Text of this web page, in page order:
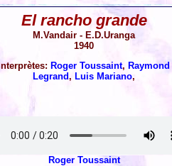
El rancho grande
M.Vandair - E.D.Uranga
1940
Interprètes: Roger Toussaint, Raymond
Legrand, Luis Mariano,
Roger Toussaint